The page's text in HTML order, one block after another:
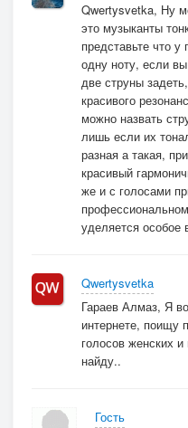
Qwertysvetka, Ну
это музыканты
представьте что
одну ноту, если
две струны
красивого
можно назвать
лишь если их
разная а такая,
красивый
же и с голосами
уделяется особое
Qwertysvetka
Гараев Алмаз, Я
интернете, поищу
голосов женских
найду..
Гость